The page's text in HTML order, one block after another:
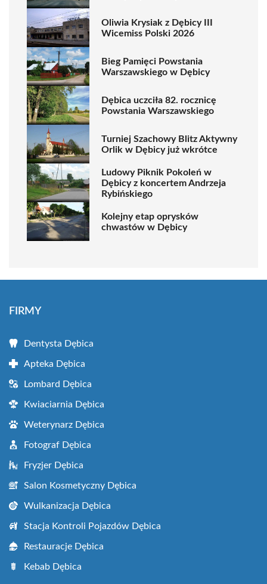
Oliwia Krysiak z Dębicy III
Wicemiss Polski 2026
Bieg Pamięci Powstania
Warszawskiego w Dębicy
Dębica uczciła 82. rocznicę
Powstania Warszawskiego
Turniej Szachowy Blitz Aktywny
Orlik w Dębicy już wkrótce
Ludowy Piknik Pokoleń w
Dębicy z koncertem Andrzeja
Rybińskiego
Kolejny etap oprysków
chwastów w Dębicy
FIRMY
Dentysta Dębica
Apteka Dębica
Lombard Dębica
Kwiaciarnia Dębica
Weterynarz Dębica
Fotograf Dębica
Fryzjer Dębica
Salon Kosmetyczny Dębica
Wulkanizacja Dębica
Stacja Kontroli Pojazdów Dębica
Restauracje Dębica
Kebab Dębica